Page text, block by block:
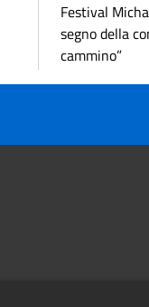
Festival
segno della
cammino”